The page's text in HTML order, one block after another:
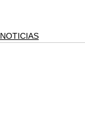
NOTICIAS